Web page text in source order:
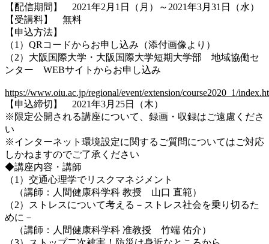
【配信期間】 2021年2月1日（月）～2021年3月31日（水）
【受講料】 無料
【申込方法】
（1）QRコードからお申し込み（添付画像より）
（2）大阪国際大学・大阪国際大学短期大学部 地域協働セ
ンター WEBサイトからお申し込み
https://www.oiu.ac.jp/regional/event/extension/course2020_1/
【申込締切】 2021年3月25日（木）
※限定公開される講座について、録画・収録はご遠慮くださ
い
※インターネット環境設定に関するご質問についてはご対応
しかねますのでご了承ください
◆講座内容・講師
（1）交通心理学でリスクマネジメント
（講師：人間健康科学科 教授 山口 直範）
（2）ストレスについて考える－ストレス社会を乗り切るた
めに－
（講師：人間健康科学科 准教授 竹端 佑介）